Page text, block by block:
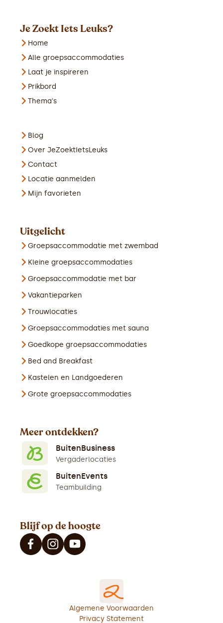
Je Zoekt Iets Leuks?
Home
Alle groepsaccommodaties
Laat je inspireren
Prikbord
Thema's
Blog
Over JeZoektIetsLeuks
Contact
Locatie aanmelden
Mijn favorieten
Uitgelicht
Groepsaccommodatie met zwembad
Kleine groepsaccommodaties
Groepsaccommodatie met bar
Vakantieparken
Trouwlocaties
Groepsaccommodaties met sauna
Goedkope groepsaccommodaties
Bed and Breakfast
Kastelen en Landgoederen
Grote groepsaccommodaties
Meer ontdekken?
BuitenBusiness
Vergaderlocaties
BuitenEvents
Teambuilding
Blijf op de hoogte
Algemene Voorwaarden
Privacy Statement